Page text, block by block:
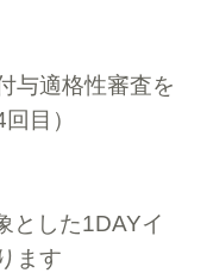
与適格性審査を
目）
とした1DAYイ
ます